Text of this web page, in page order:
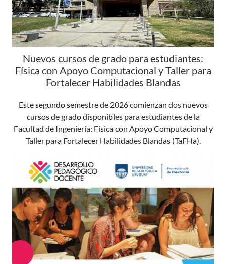
Nuevos cursos de grado para estudiantes:
Física con Apoyo Computacional y Taller para
Fortalecer Habilidades Blandas
Este segundo semestre de 2026 comienzan dos nuevos
cursos de grado disponibles para estudiantes de la
Facultad de Ingeniería: Física con Apoyo Computacional y
Taller para Fortalecer Habilidades Blandas (TaFHa).